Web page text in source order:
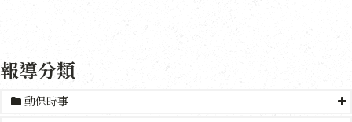
報導分類
動保時事